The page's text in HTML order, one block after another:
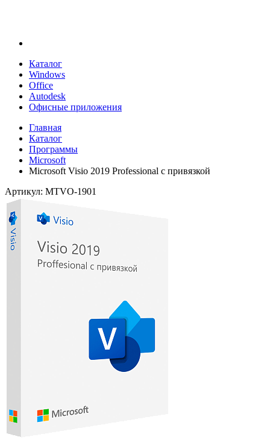
Каталог
Windows
Office
Autodesk
Офисные приложения
Главная
Каталог
Программы
Microsoft
Microsoft Visio 2019 Professional с привязкой
Артикул: MTVO-1901